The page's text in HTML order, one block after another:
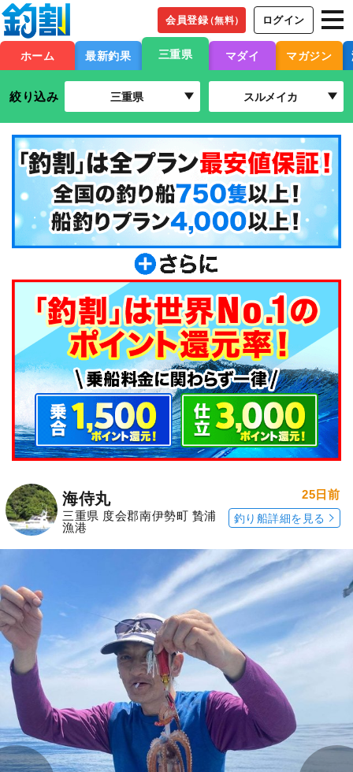
会員登録（無料） ログイン
ホーム 最新釣果 三重県 マダイ マガジン
絞り込み 三重県 スルメイカ
海侍丸
三重県 度会郡南伊勢町 贄浦
漁港
25日前
釣り船詳細を見る